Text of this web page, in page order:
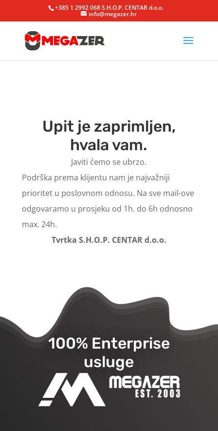
+385 1 2992 068 S.H.O.P. CENTAR d.o.o.
info@megazer.hr
Upit je zaprimljen,
hvala vam.
Javiti ćemo se ubrzo.
Podrška prema klijentu nam je najvažniji
prioritet u poslovnom odnosu. Na sve mail-ove
odgovaramo u prosjeku od 1h. do 6h odnosno
max. 24h.
Tvrtka S.H.O.P. CENTAR d.o.o.
100% Enterprise
usluge